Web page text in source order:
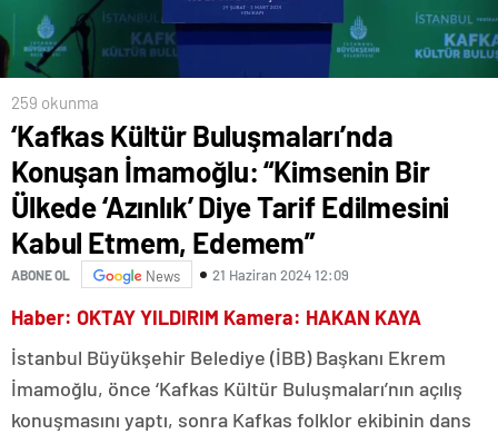
259 okunma
‘Kafkas Kültür Buluşmaları’nda
Konuşan İmamoğlu: “Kimsenin Bir
Ülkede ‘Azınlık’ Diye Tarif Edilmesini
Kabul Etmem, Edemem”
ABONE OL News 21 Haziran 2024 12:09
Haber: OKTAY YILDIRIM Kamera: HAKAN KAYA
İstanbul Büyükşehir Belediye (İBB) Başkanı Ekrem
İmamoğlu, önce ‘Kafkas Kültür Buluşmaları’nın açılış
konuşmasını yaptı, sonra Kafkas folklor ekibinin dans